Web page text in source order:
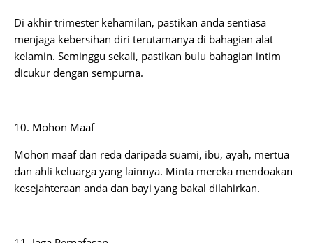
Di akhir trimester kehamilan, pastikan anda sentiasa
menjaga kebersihan diri terutamanya di bahagian alat
kelamin. Seminggu sekali, pastikan bulu bahagian intim
dicukur dengan sempurna.
10. Mohon Maaf
Mohon maaf dan reda daripada suami, ibu, ayah, mertua
dan ahli keluarga yang lainnya. Minta mereka mendoakan
kesejahteraan anda dan bayi yang bakal dilahirkan.